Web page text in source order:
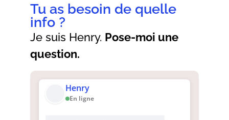
Henry
En ligne
Je suis Henry. Pose-moi une
question.
Tu as besoin de quelle
info ?